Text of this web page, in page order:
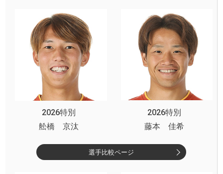
2026特別
2026特別
舩橋 京汰
藤本 佳希
選手比較ページ